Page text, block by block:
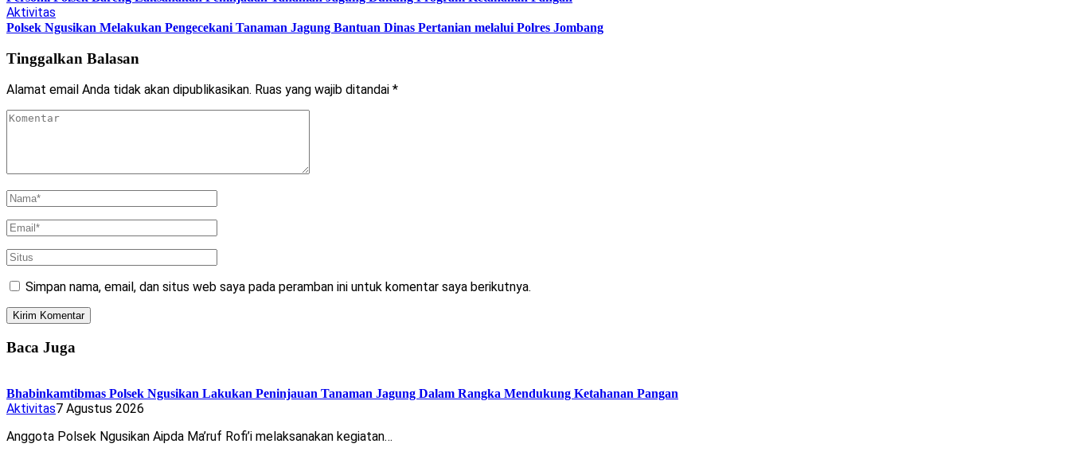
Aktivitas
Polsek Ngusikan Melakukan Pengecekani Tanaman Jagung Bantuan Dinas Pertanian melalui Polres Jombang
Tinggalkan Balasan
Alamat email Anda tidak akan dipublikasikan. Ruas yang wajib ditandai *
Simpan nama, email, dan situs web saya pada peramban ini untuk komentar saya berikutnya.
Baca Juga
Bhabinkamtibmas Polsek Ngusikan Lakukan Peninjauan Tanaman Jagung Dalam Rangka Mendukung Ketahanan Pangan
Aktivitas7 Agustus 2026
Anggota Polsek Ngusikan Aipda Ma’ruf Rofi’i melaksanakan kegiatan…